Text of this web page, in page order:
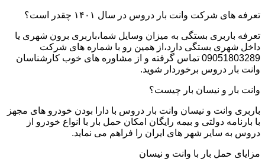
تعرفه های شرکت وانت بار دروس در سال ۱۴۰۱ چقدر است؟
تعرفه باربری بستگی به میزان وسایل شما،باربری برون شهری یا
داخل شهری بستگی دارد،از همین رو با شماره های شرکت
09051803289 تماس گرفته و از مشاوره های خوب کارشناسان
وانت بار دروس برخوردار شوید.
وانت بار و نیسان بار چیست؟
باربری وانت و نیسان وانت بار دروس با دارا بودن خودرو های مجهز
با بارنامه دولتی و بیمه رایگان امکان حمل بار با انواع خودرو از
دروس به سایر شهر های ایران را فراهم می نماید.
مزایای حمل بار با وانت و نیسان